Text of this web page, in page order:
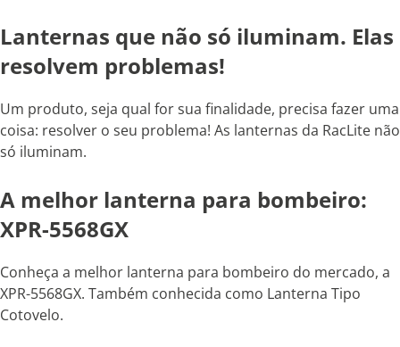
Lanternas que não só iluminam. Elas
resolvem problemas!
Um produto, seja qual for sua finalidade, precisa fazer uma
coisa: resolver o seu problema! As lanternas da RacLite não
só iluminam.
A melhor lanterna para bombeiro:
XPR-5568GX
Conheça a melhor lanterna para bombeiro do mercado, a
XPR-5568GX. Também conhecida como Lanterna Tipo
Cotovelo.